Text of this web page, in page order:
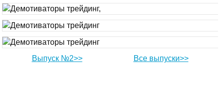
Выпуск №2>> Все выпуски>>